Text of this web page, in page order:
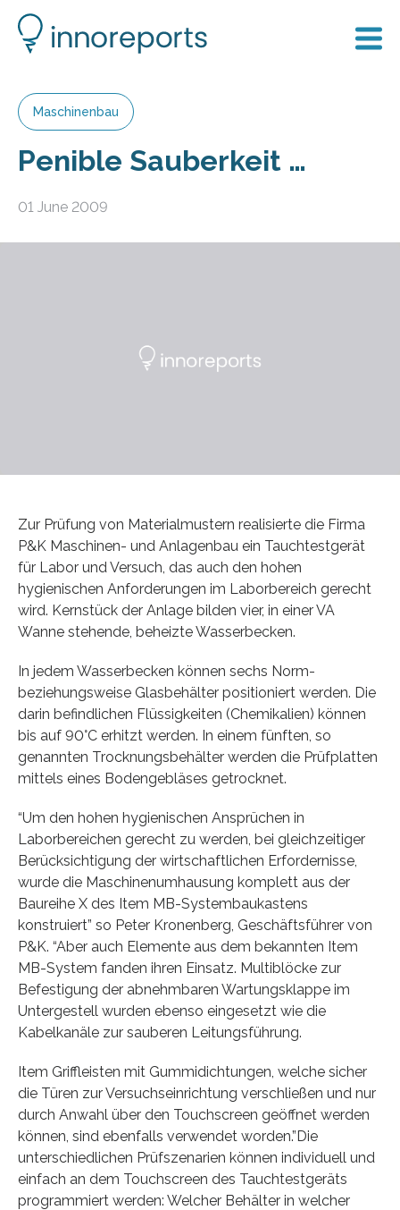
Maschinenbau
Penible Sauberkeit …
01 June 2009
Zur Prüfung von Materialmustern realisierte die Firma
P&K Maschinen- und Anlagenbau ein Tauchtestgerät
für Labor und Versuch, das auch den hohen
hygienischen Anforderungen im Laborbereich gerecht
wird. Kernstück der Anlage bilden vier, in einer VA
Wanne stehende, beheizte Wasserbecken.
In jedem Wasserbecken können sechs Norm-
beziehungsweise Glasbehälter positioniert werden. Die
darin befindlichen Flüssigkeiten (Chemikalien) können
bis auf 90°C erhitzt werden. In einem fünften, so
genannten Trocknungsbehälter werden die Prüfplatten
mittels eines Bodengebläses getrocknet.
“Um den hohen hygienischen Ansprüchen in
Laborbereichen gerecht zu werden, bei gleichzeitiger
Berücksichtigung der wirtschaftlichen Erfordernisse,
wurde die Maschinenumhausung komplett aus der
Baureihe X des Item MB-Systembaukastens
konstruiert” so Peter Kronenberg, Geschäftsführer von
P&K. “Aber auch Elemente aus dem bekannten Item
MB-System fanden ihren Einsatz. Multiblöcke zur
Befestigung der abnehmbaren Wartungsklappe im
Untergestell wurden ebenso eingesetzt wie die
Kabelkanäle zur sauberen Leitungsführung.
Item Griffleisten mit Gummidichtungen, welche sicher
die Türen zur Versuchseinrichtung verschließen und nur
durch Anwahl über den Touchscreen geöffnet werden
können, sind ebenfalls verwendet worden.”Die
unterschiedlichen Prüfszenarien können individuell und
einfach an dem Touchscreen des Tauchtestgeräts
programmiert werden: Welcher Behälter in welcher